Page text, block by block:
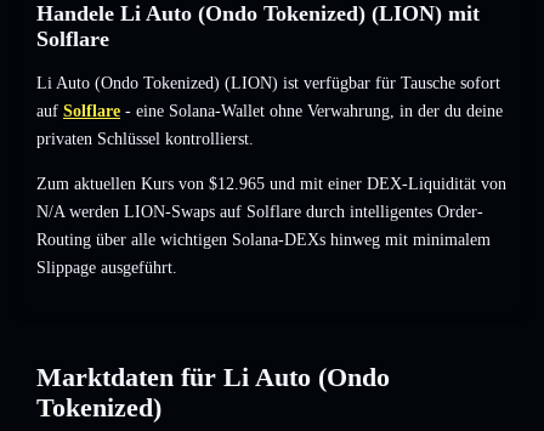
Handele Li Auto (Ondo Tokenized) (LION) mit
Solflare
Li Auto (Ondo Tokenized) (LION) ist verfügbar für Tausche sofort
auf Solflare - eine Solana-Wallet ohne Verwahrung, in der du deine
privaten Schlüssel kontrollierst.
Zum aktuellen Kurs von $12.965 und mit einer DEX-Liquidität von
N/A werden LION-Swaps auf Solflare durch intelligentes Order-
Routing über alle wichtigen Solana-DEXs hinweg mit minimalem
Slippage ausgeführt.
Marktdaten für Li Auto (Ondo
Tokenized)